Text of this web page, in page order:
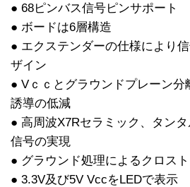
● 68ピンバス信号ピンサポート
● ボードは6層構造
● エクステンダーの仕様により
ザイン
● Vｃｃとグラウンドプレーン
誘導の低減
● 高周波X7Rセラミック、タン
信号の実現
● グラウンド処理によるクロス
● 3.3V及び5V VccをLEDで表示